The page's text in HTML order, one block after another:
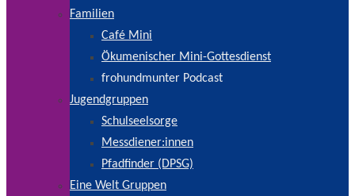
Familien
Café Mini
Ökumenischer Mini-Gottesdienst
frohundmunter Podcast
Jugendgruppen
Schulseelsorge
Messdiener:innen
Pfadfinder (DPSG)
Eine Welt Gruppen